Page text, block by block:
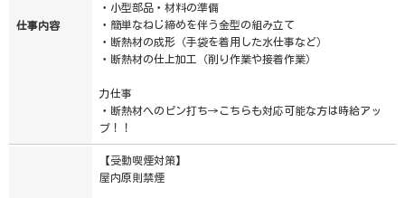
仕事内容
・小型部品・材料の準備
・簡単なねじ締めを伴う金型の組み立て
・断熱材の成形（手袋を着用した水仕事など）
・断熱材の仕上加工（削り作業や接着作業）
力仕事
・断熱材へのピン打ち→こちらも対応可能な方は時給アッ
プ！！
【受動喫煙対策】
屋内原則禁煙